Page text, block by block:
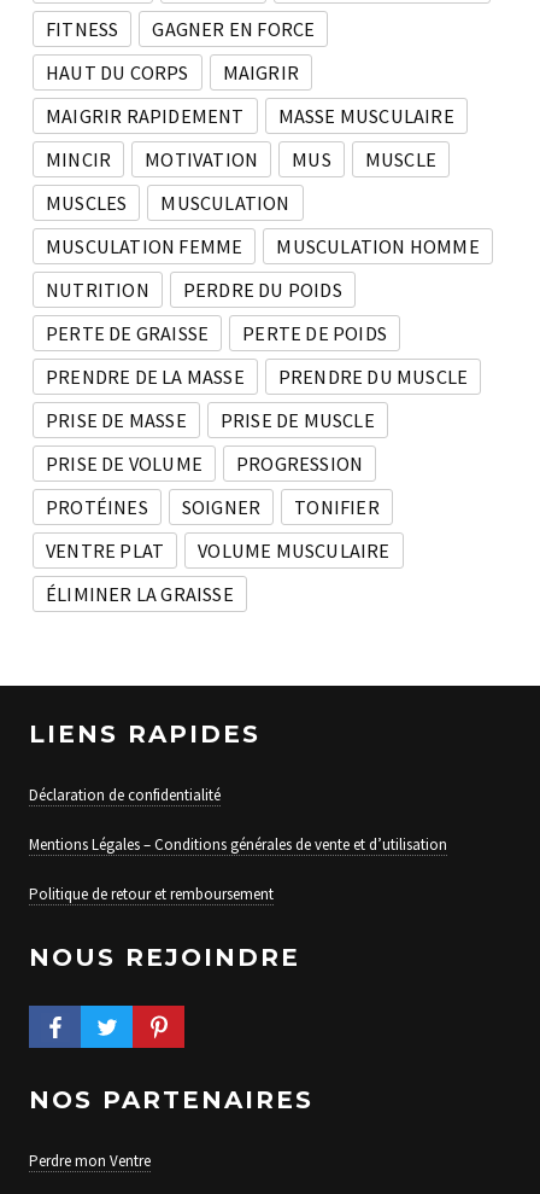
FITNESS
GAGNER EN FORCE
HAUT DU CORPS
MAIGRIR
MAIGRIR RAPIDEMENT
MASSE MUSCULAIRE
MINCIR
MOTIVATION MUS
MUSCLE
MUSCLES
MUSCULATION
MUSCULATION FEMME
MUSCULATION HOMME
NUTRITION
PERDRE DU POIDS
PERTE DE GRAISSE
PERTE DE POIDS
PRENDRE DE LA MASSE
PRENDRE DU MUSCLE
PRISE DE MASSE
PRISE DE MUSCLE
PRISE DE VOLUME
PROGRESSION
PROTÉINES
SOIGNER
TONIFIER
VENTRE PLAT
VOLUME MUSCULAIRE
ÉLIMINER LA GRAISSE
LIENS RAPIDES
Déclaration de confidentialité
Mentions Légales – Conditions générales de vente et d’utilisation
Politique de retour et remboursement
NOUS REJOINDRE
FACEBOOK PROFILE
TWITTER PROFILEPINTEREST PROFILE
NOS PARTENAIRES
Perdre mon Ventre